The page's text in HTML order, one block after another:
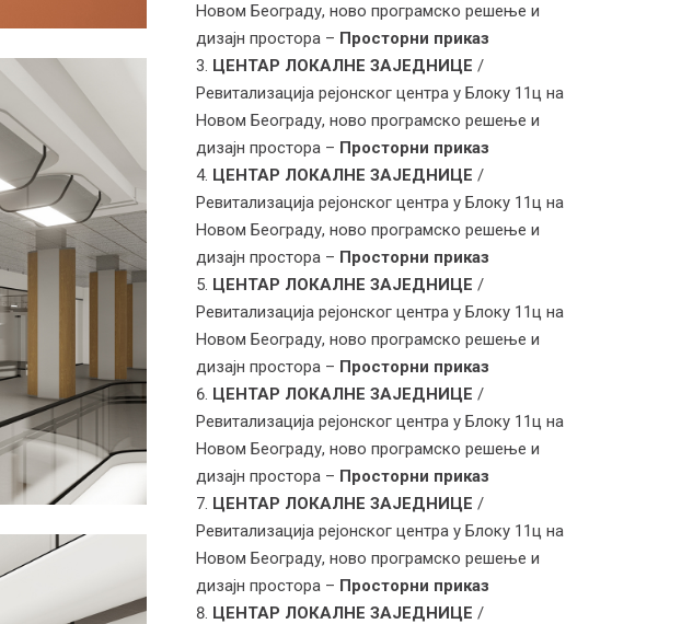
Новом Београду, ново програмско решење и
дизајн простора – Просторни приказ
ЦЕНТАР ЛОКАЛНЕ ЗАЈЕДНИЦЕ /
Ревитализација рејонског центра у Блоку 11ц на
Новом Београду, ново програмско решење и
дизајн простора – Просторни приказ
ЦЕНТАР ЛОКАЛНЕ ЗАЈЕДНИЦЕ /
Ревитализација рејонског центра у Блоку 11ц на
Новом Београду, ново програмско решење и
дизајн простора – Просторни приказ
ЦЕНТАР ЛОКАЛНЕ ЗАЈЕДНИЦЕ /
Ревитализација рејонског центра у Блоку 11ц на
Новом Београду, ново програмско решење и
дизајн простора – Просторни приказ
ЦЕНТАР ЛОКАЛНЕ ЗАЈЕДНИЦЕ /
Ревитализација рејонског центра у Блоку 11ц на
Новом Београду, ново програмско решење и
дизајн простора – Просторни приказ
ЦЕНТАР ЛОКАЛНЕ ЗАЈЕДНИЦЕ /
Ревитализација рејонског центра у Блоку 11ц на
Новом Београду, ново програмско решење и
дизајн простора – Просторни приказ
ЦЕНТАР ЛОКАЛНЕ ЗАЈЕДНИЦЕ /